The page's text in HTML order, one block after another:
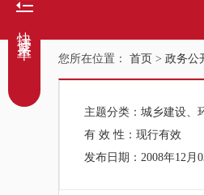
您所在位置： 首页 > 政务公
主题分类： 城乡建设、
有 效 性： 现行有效
发布日期： 2008年12月
快捷菜单